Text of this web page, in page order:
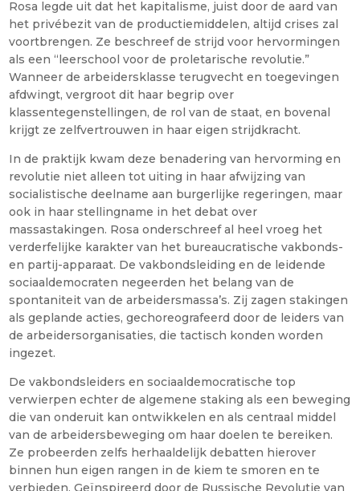
Rosa legde uit dat het kapitalisme, juist door de aard van
het privébezit van de productiemiddelen, altijd crises zal
voortbrengen. Ze beschreef de strijd voor hervormingen
als een “leerschool voor de proletarische revolutie.”
Wanneer de arbeidersklasse terugvecht en toegevingen
afdwingt, vergroot dit haar begrip over
klassentegenstellingen, de rol van de staat, en bovenal
krijgt ze zelfvertrouwen in haar eigen strijdkracht.
In de praktijk kwam deze benadering van hervorming en
revolutie niet alleen tot uiting in haar afwijzing van
socialistische deelname aan burgerlijke regeringen, maar
ook in haar stellingname in het debat over
massastakingen. Rosa onderschreef al heel vroeg het
verderfelijke karakter van het bureaucratische vakbonds-
en partij-apparaat. De vakbondsleiding en de leidende
sociaaldemocraten negeerden het belang van de
spontaniteit van de arbeidersmassa’s. Zij zagen stakingen
als geplande acties, gechoreografeerd door de leiders van
de arbeidersorganisaties, die tactisch konden worden
ingezet.
De vakbondsleiders en sociaaldemocratische top
verwierpen echter de algemene staking als een beweging
die van onderuit kan ontwikkelen en als centraal middel
van de arbeidersbeweging om haar doelen te bereiken.
Ze probeerden zelfs herhaaldelijk debatten hierover
binnen hun eigen rangen in de kiem te smoren en te